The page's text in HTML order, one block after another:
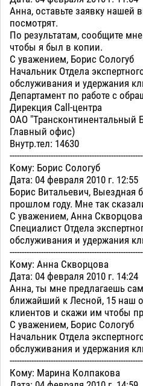
Анна, оставьте заявку нашей
посмотрят.
По результатам, сообщите
чтобы я был в копии.
С уважением, Борис Сологуб
Начальник Отдела
обслуживания и удержания
Департамент по работе с
Дирекция Call-центра
ОАО "Трансконтинентальный
Главный офис)
Внутр.тел: 14630
Кому: Борис Сологуб
Дата: 04 февраля 2010 г. 12:55
Борис Витальевич, Выездная
прошлом году. Мне так
С уважением, Анна Скворцова
Специалист Отдела
обслуживания и удержания
Кому: Анна Скворцова
Дата: 04 февраля 2010 г. 14:24
Анна, ты мне предлагаешь
ближайший к Лесной, 15 наш
клиентов и скажи им чтобы
С уважением, Борис Сологуб
Начальник Отдела
обслуживания и удержания
Кому: Марина Колпакова